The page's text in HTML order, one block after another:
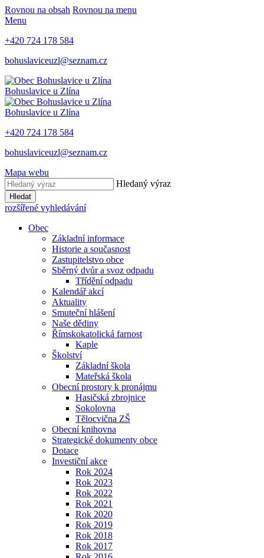
Rovnou na obsah Rovnou na menu
Menu
+420 724 178 584
bohuslaviceuzl@seznam.cz
Bohuslavice u Zlína
Bohuslavice u Zlína
+420 724 178 584
bohuslaviceuzl@seznam.cz
Mapa webu
Hledaný výraz
Hledat
rozšířené vyhledávání
Obec
Základní informace
Historie a současnost
Zastupitelstvo obce
Sběrný dvůr a svoz odpadu
Třídění odpadu
Kalendář akcí
Aktuality
Smuteční hlášení
Naše dědiny
Římskokatolická farnost
Kaple
Školství
Základní škola
Mateřská škola
Obecní prostory k pronájmu
Hasičská zbrojnice
Sokolovna
Tělocvična ZŠ
Obecní knihovna
Strategické dokumenty obce
Dotace
Investiční akce
Rok 2024
Rok 2023
Rok 2022
Rok 2021
Rok 2020
Rok 2019
Rok 2018
Rok 2017